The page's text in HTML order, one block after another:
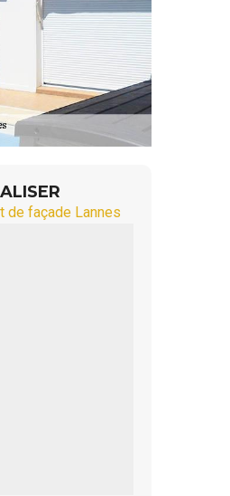
de façade Lannes